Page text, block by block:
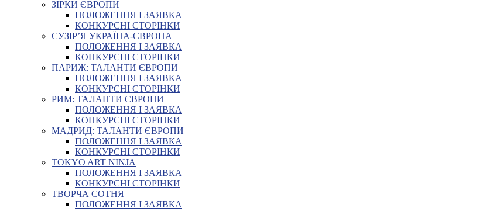
ЗІРКИ ЄВРОПИ
ПОЛОЖЕННЯ І ЗАЯВКА
КОНКУРСНІ СТОРІНКИ
СУЗІР’Я УКРАЇНА-ЄВРОПА
ПОЛОЖЕННЯ І ЗАЯВКА
КОНКУРСНІ СТОРІНКИ
ПАРИЖ: ТАЛАНТИ ЄВРОПИ
ПОЛОЖЕННЯ І ЗАЯВКА
КОНКУРСНІ СТОРІНКИ
РИМ: ТАЛАНТИ ЄВРОПИ
ПОЛОЖЕННЯ І ЗАЯВКА
КОНКУРСНІ СТОРІНКИ
МАДРИД: ТАЛАНТИ ЄВРОПИ
ПОЛОЖЕННЯ І ЗАЯВКА
КОНКУРСНІ СТОРІНКИ
TOKYO ART NINJA
ПОЛОЖЕННЯ І ЗАЯВКА
КОНКУРСНІ СТОРІНКИ
ТВОРЧА СОТНЯ
ПОЛОЖЕННЯ І ЗАЯВКА